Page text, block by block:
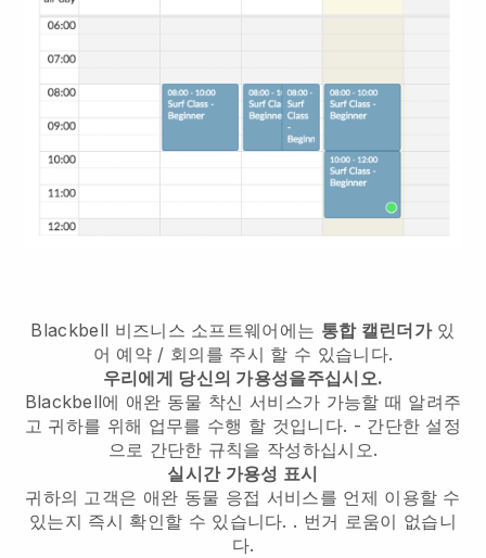
Blackbell 비즈니스 소프트웨어에는 통합 캘린더가있
어 예약 / 회의를 주시 할 수 있습니다.
우리에게 당신의 가용성을주십시오.
Blackbell에 애완 동물 착신 서비스가 가능할 때 알려주
고 귀하를 위해 업무를 수행 할 것입니다. - 간단한 설정
으로 간단한 규칙을 작성하십시오.
실시간 가용성 표시
귀하의 고객은 애완 동물 응접 서비스를 언제 이용할 수
있는지 즉시 확인할 수 있습니다. . 번거 로움이 없습니
다.